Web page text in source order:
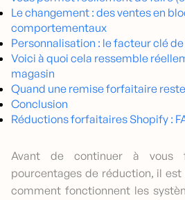
Le changement : des ventes en
comportementaux
Personnalisation : le facteur clé
Voici à quoi cela ressemble
magasin
Quand une remise forfaitaire
Conclusion
Réductions forfaitaires Shopify :
Avant de continuer à vous
pourcentages de réduction, il
comment fonctionnent les